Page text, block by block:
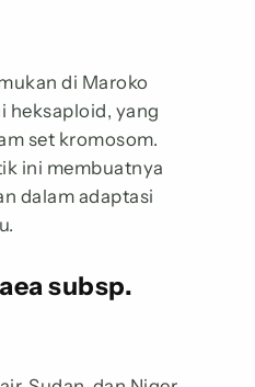
di Maroko
heksaploid, yang
set kromosom.
ini membuatnya
dalam adaptasi
subsp.